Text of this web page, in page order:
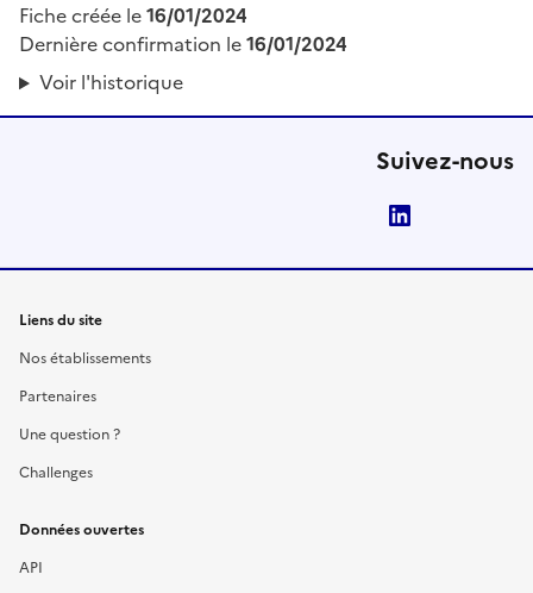
Fiche créée le16/01/2024
Dernière confirmation le16/01/2024
Voir l'historique
Suivez-nous
Liens du site
Nos établissements
Partenaires
Une question ?
Challenges
Données ouvertes
API